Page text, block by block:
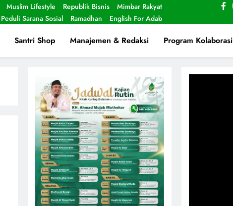
Muslim Lifestyle Republik Bisnis
Mimbar Rakyat
Peduli Sarana Sosial Ramadhan English For Adab
Santri Shop Manajemen & Redaksi Program Kolaborasi